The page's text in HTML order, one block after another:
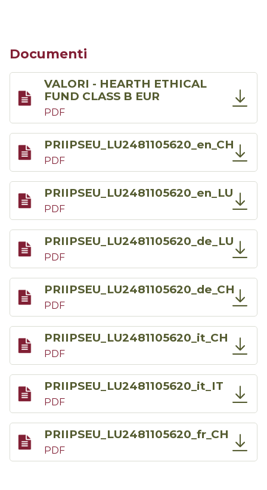
Documenti
VALORI - HEARTH ETHICAL
FUND CLASS B EUR
PDF
PRIIPSEU_LU2481105620_en_CH
PDF
PRIIPSEU_LU2481105620_en_LU
PDF
PRIIPSEU_LU2481105620_de_LU
PDF
PRIIPSEU_LU2481105620_de_CH
PDF
PRIIPSEU_LU2481105620_it_CH
PDF
PRIIPSEU_LU2481105620_it_IT
PDF
PRIIPSEU_LU2481105620_fr_CH
PDF